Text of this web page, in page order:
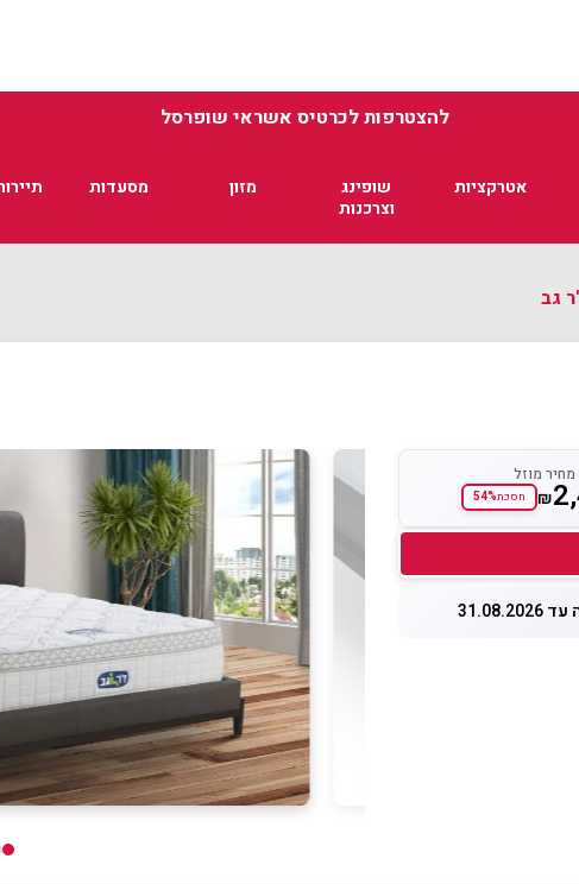
להצטרפות לכרטיס אשראי שופרסל
אטרקציות
שופינג
וצרכנות
מזון מסעדות
מחיר מוזל
₪ חסכת54%